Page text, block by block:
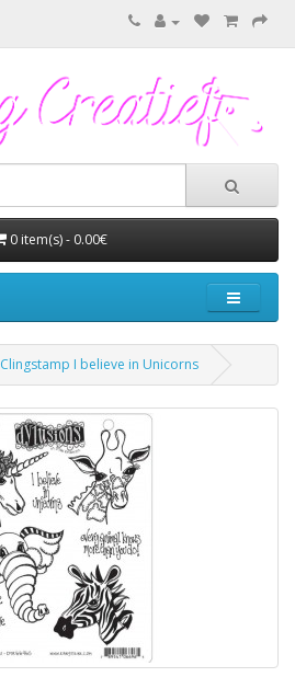
0 item(s) - 0.00€
Clingstamp I believe in Unicorns